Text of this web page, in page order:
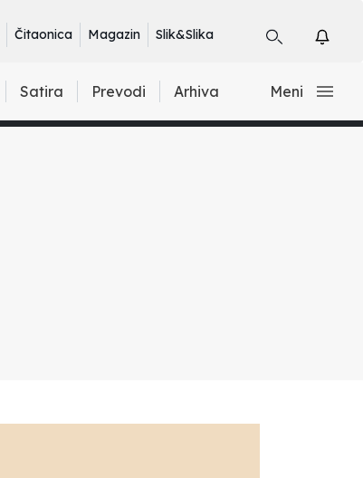
Čitaonica Magazin Slik&Slika
Satira Prevodi Arhiva Meni